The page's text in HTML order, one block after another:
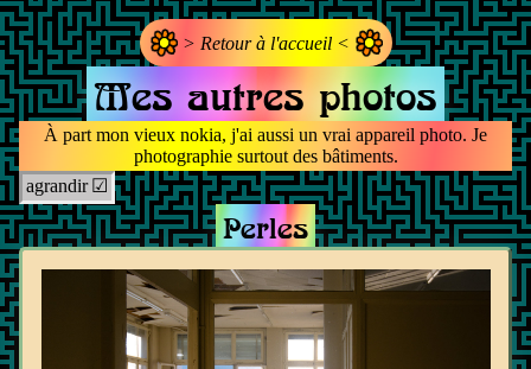
> Retour à l'accueil <
Mes autres photos
À part mon vieux nokia, j'ai aussi un vrai appareil photo. Je
photographie surtout des bâtiments.
agrandir
Perles